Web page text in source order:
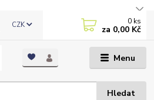
Menu
CZK
Hledat
0 ks
za 0,00 Kč